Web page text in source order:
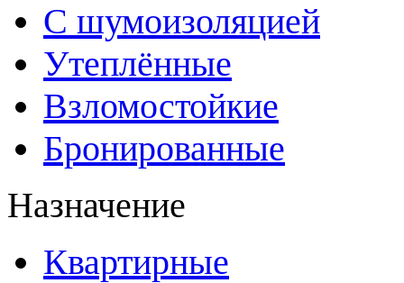
С шумоизоляцией
Утеплённые
Взломостойкие
Бронированные
Назначение
Квартирные